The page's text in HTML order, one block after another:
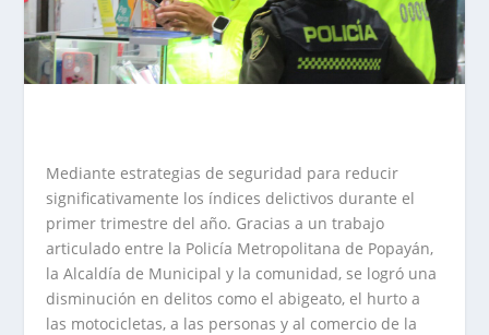
Mediante estrategias de seguridad para reducir
significativamente los índices delictivos durante el
primer trimestre del año. Gracias a un trabajo
articulado entre la Policía Metropolitana de Popayán,
la Alcaldía de Municipal y la comunidad, se logró una
disminución en delitos como el abigeato, el hurto a
las motocicletas, a las personas y al comercio de la